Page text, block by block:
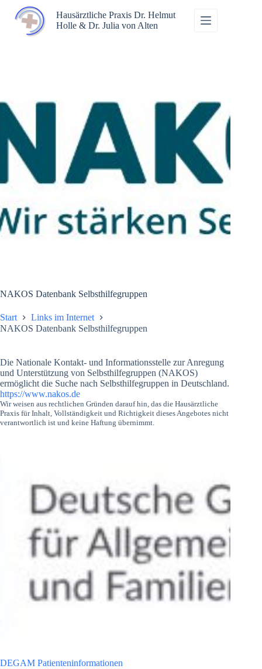
Inhalt
springen
Hausärztliche Praxis Dr. Helmut
Holle & Dr. Julia von Alten
NAKOS Datenbank Selbsthilfegruppen
Start
Links im Internet
NAKOS Datenbank Selbsthilfegruppen
Die Nationale Kontakt- und Informationsstelle zur Anregung
und Unterstützung von Selbsthilfegruppen (NAKOS)
ermöglicht die Suche nach Selbsthilfegruppen in Deutschland.
https://www.nakos.de
Wir weisen aus rechtlichen Gründen darauf hin, das die Hausärztliche
Praxis für Inhalt, Vollständigkeit und Richtigkeit dieses Angebotes nicht
verantwortlich ist und keine Haftung übernimmt.
DEGAM Patienteninformationen